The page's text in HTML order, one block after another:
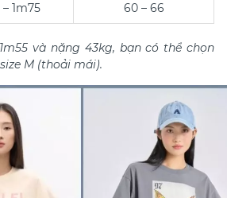
1m75 60 – 66
và nặng 43kg, bạn có thể chọn
M (thoải mái).